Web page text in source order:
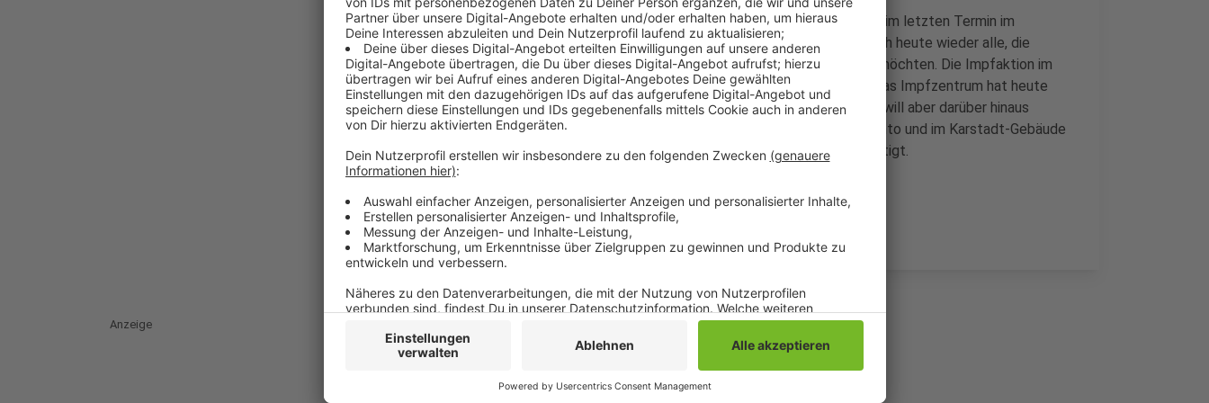
Dort stehen unter anderem die Zweitimpfungen für alle an, die beim letzten Termin im
Jobcenter vor drei Wochen dabei waren. Eingeladen sind aber auch heute wieder alle, die
spontan und ohne Termin vorbeikommen und sich impfen lassen möchten. Die Impfaktion im
Jobcenter auf der Viktoriastraße läuft heute von 10 bis 16 Uhr. Das Impfzentrum hat heute
noch bis 20 Uhr geöffnet - danach schließt es vorerst. Die Stadt will aber darüber hinaus
weiter auch mobile Aktionen anbieten. Auch die Impfungen im Minto und im Karstadt-Gebäude
Rheydt werden im Oktober weiterlaufen, hat uns die Stadt bestätigt.
Anzeige